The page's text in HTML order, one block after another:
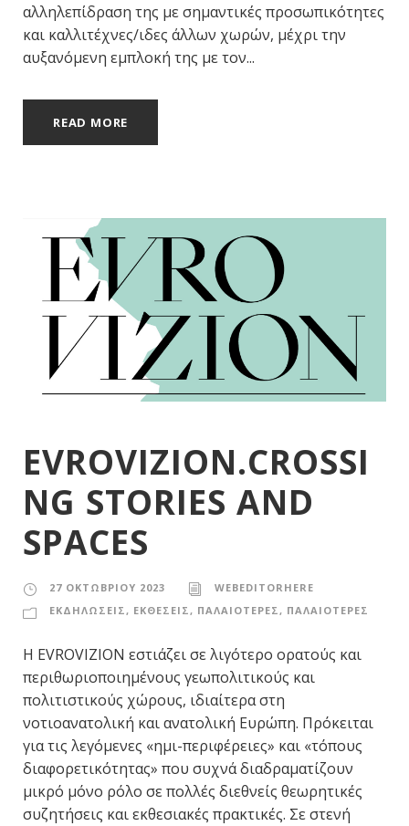
αλληλεπίδραση της με σημαντικές προσωπικότητες
και καλλιτέχνες/ιδες άλλων χωρών, μέχρι την
αυξανόμενη εμπλοκή της με τον...
READ MORE
EVROVIZION.CROSSI
NG STORIES AND
SPACES
27 ΟΚΤΩΒΡΊΟΥ 2023
WEBEDITORHERE
ΕΚΔΗΛΩΣΕΙΣ, ΕΚΘΕΣΕΙΣ, ΠΑΛΑΙΟΤΕΡΕΣ, ΠΑΛΑΙΟΤΕΡΕΣ
Η EVROVIZION εστιάζει σε λιγότερο ορατούς και
περιθωριοποιημένους γεωπολιτικούς και
πολιτιστικούς χώρους, ιδιαίτερα στη
νοτιοανατολική και ανατολική Ευρώπη. Πρόκειται
για τις λεγόμενες «ημι-περιφέρειες» και «τόπους
διαφορετικότητας» που συχνά διαδραματίζουν
μικρό μόνο ρόλο σε πολλές διεθνείς θεωρητικές
συζητήσεις και εκθεσιακές πρακτικές. Σε στενή